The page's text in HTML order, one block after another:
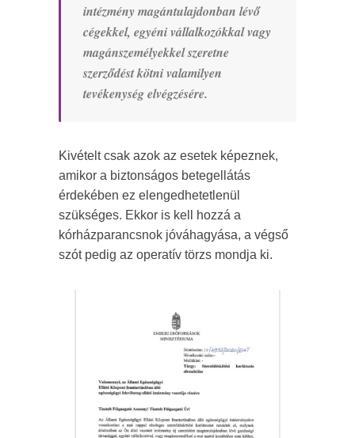
intézmény magántulajdonban lévő
cégekkel, egyéni vállalkozókkal vagy
magánszemélyekkel szeretne
szerződést kötni valamilyen
tevékenység elvégzésére.
Kivételt csak azok az esetek képeznek,
amikor a biztonságos betegellátás
érdekében ez elengedhetetlenül
szükséges. Ekkor is kell hozzá a
kórházparancsnok jóváhagyása, a végső
szót pedig az operatív törzs mondja ki.